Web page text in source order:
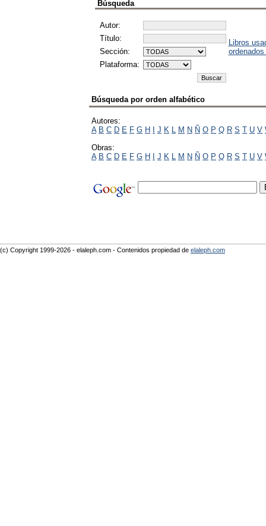
Búsqueda
Autor:
Título:
Sección:
Plataforma:
Libros
Búsqueda por orden alfabético
Autores:
A B C D E F G H I J K L M N Ñ O P Q R S T U V
Obras:
A B C D E F G H I J K L M N Ñ O P Q R S T U V
(c) Copyright 1999-2026 - elaleph.com - Contenidos propiedad de elaleph.com